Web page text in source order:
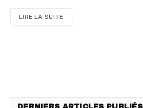
LIRE LA SUITE